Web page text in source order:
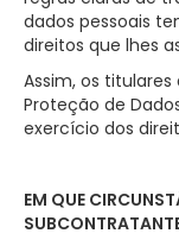
dados pessoais
direitos que lhes
Assim, os
Proteção de
exercício dos
EM QUE